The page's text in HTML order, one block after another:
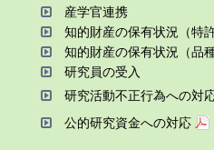
産学官連携
知的財産の保有状況（特許
知的財産の保有状況（品種
研究員の受⼊
研究活動不正⾏為への対
公的研究資金への対応